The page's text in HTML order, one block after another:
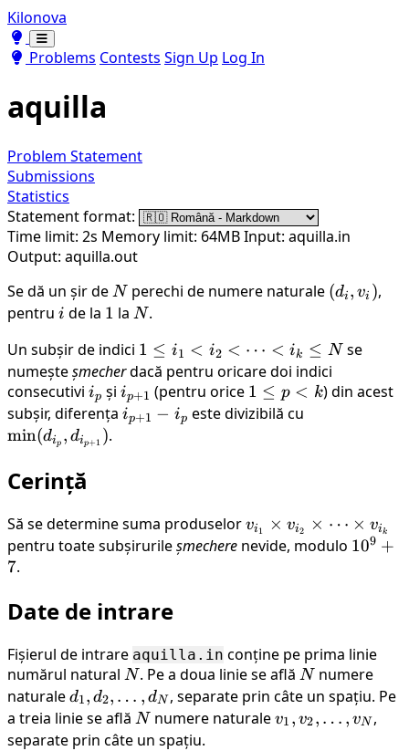
Kilonova
Toggle theme
Toggle theme
Problems Contests Sign Up Log In
aquilla
Problem Statement
Submissions
Statistics
Statement format:
Time limit: 2s Memory limit: 64MBInput: aquilla.in
Output: aquilla.out
Se dă un șir deN
N perechi de numere naturale (d_i,
(di , vi ),
pentru i
i de la 1
1 la N
N.
Un subșir de indici 1 \leq
i_1 <
i_2 <
\cdots
1 ≤ i1 < i2 < ⋯ < ik ≤ Nse
numeșteșmecherdacă pentru oricare doi indici
consecutivi i_p
ip și i_{p+1}
ip+1 (pentru orice 1
\leq
1 ≤ p < k) din acest
subșir, diferența i_{p+1}
ip+1 − ip este divizibilă cu
min(dip , dip+1 ).
Cerință
Să se determine suma produselorv_{i_1}
\times
v_{i_k}
vi1 × vi2 × ⋯ × vik
pentru toate subșirurileșmechere nevide, modulo 10^9
109 +
7.
Date de intrare
Fișierul de intrare aquilla.in conține pe prima linie
numărul natural N
N. Pe a doua linie se aflăN
N numere
naturaled_1,
d_2,
\dots,
d1, d2, … , dN , separate prin câte un spațiu. Pe
a treia linie se află N
N numere naturalev_1,
v1 , v2, … , vN ,
separate prin câte un spațiu.